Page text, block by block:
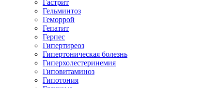
Гастрит
Гельминтоз
Геморрой
Гепатит
Герпес
Гипертиреоз
Гипертоническая болезнь
Гиперхолестеринемия
Гиповитаминоз
Гипотония